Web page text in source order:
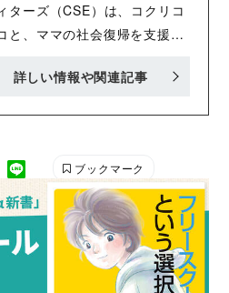
ターズ（CSE）は、コクリコ
と、ママの社会復帰を支援す
しながら、ほかのお仕事をし
Instagram：
anymama_official/
詳しい情報や関連記事
ブックマーク